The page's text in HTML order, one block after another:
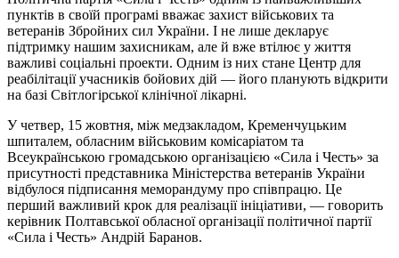
пунктів в своїй програмі вважає захист військових та
ветеранів Збройних сил України. І не лише декларує
підтримку нашим захисникам, але й вже втілює у життя
важливі соціальні проекти. Одним із них стане Центр для
реабілітації учасників бойових дій — його планують відкрити
на базі Світлогірської клінічної лікарні.
У четвер, 15 жовтня, між медзакладом, Кременчуцьким
шпиталем, обласним військовим комісаріатом та
Всеукраїнською громадською організацією «Сила і Честь» за
присутності представника Міністерства ветеранів України
відбулося підписання меморандуму про співпрацю. Це
перший важливий крок для реалізації ініціативи, — говорить
керівник Полтавської обласної організації політичної партії
«Сила і Честь» Андрій Баранов.